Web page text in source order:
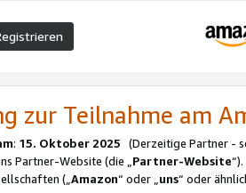
zur Teilnahme am
: 15. Oktober 2025 (Derzeitige Partner -
Partner-Website (die „Partner-Website
(„Amazon“ oder „uns“ oder